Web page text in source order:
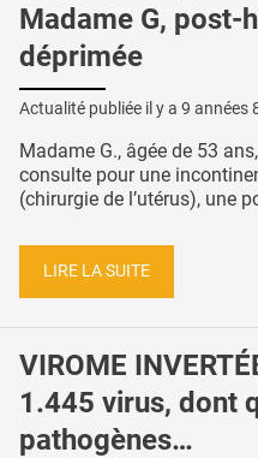
Madame G, post-
déprimée
Actualité publiée il y a 9 années
Madame G., âgée de 53
consulte pour une
(chirurgie de l’utérus), une
LIRE LA SUITE
VIROME
1.445 virus, dont
pathogènes…